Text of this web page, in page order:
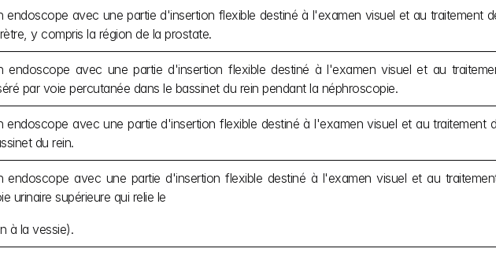
endoscope avec une partie d'insertion flexible destiné à l'examen visuel et au traitement
y compris la région de la prostate.
endoscope avec une partie d'insertion flexible destiné à l'examen visuel et au
par voie percutanée dans le bassinet du rein pendant la néphroscopie.
endoscope avec une partie d'insertion flexible destiné à l'examen visuel et au traitement
du rein.
endoscope avec une partie d'insertion flexible destiné à l'examen visuel et au
urinaire supérieure qui relie le
à la vessie).